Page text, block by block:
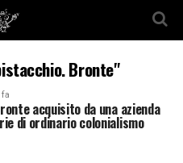
Bronte"
acquisito da una azienda
di ordinario colonialismo